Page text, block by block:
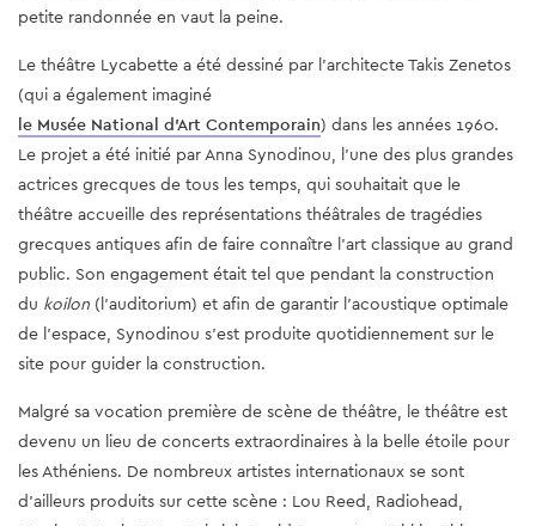
petite randonnée en vaut la peine.
Le théâtre Lycabette a été dessiné par l'architecte Takis Zenetos
(qui a également imaginé
le Musée National d'Art Contemporain) dans les années 1960.
Le projet a été initié par Anna Synodinou, l'une des plus grandes
actrices grecques de tous les temps, qui souhaitait que le
théâtre accueille des représentations théâtrales de tragédies
grecques antiques afin de faire connaître l'art classique au grand
public. Son engagement était tel que pendant la construction
du koilon (l'auditorium) et afin de garantir l'acoustique optimale
de l'espace, Synodinou s'est produite quotidiennement sur le
site pour guider la construction.
Malgré sa vocation première de scène de théâtre, le théâtre est
devenu un lieu de concerts extraordinaires à la belle étoile pour
les Athéniens. De nombreux artistes internationaux se sont
d'ailleurs produits sur cette scène : Lou Reed, Radiohead,